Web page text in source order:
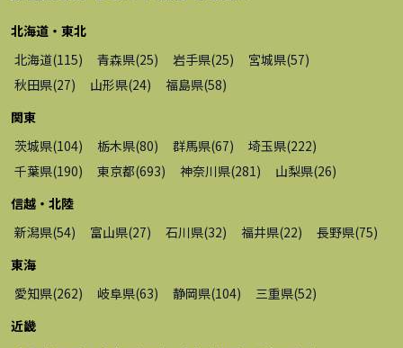
北海道・東北
北海道(115) 青森県(25) 岩手県(25) 宮城県(57)
秋田県(27) 山形県(24) 福島県(58)
関東
茨城県(104) 栃木県(80) 群馬県(67) 埼玉県(222)
千葉県(190) 東京都(693) 神奈川県(281 ) 山梨県(26)
信越・北陸
新潟県(54) 富山県(27) 石川県(32) 福井県(22) 長野県(75)
東海
愛知県(262) 岐阜県(63) 静岡県(104) 三重県(52)
近畿